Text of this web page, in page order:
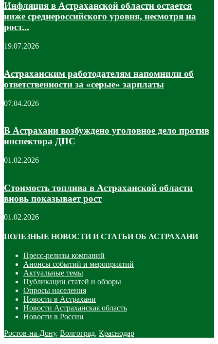
Инфляция в Астраханской области остается
ниже среднероссийского уровня, несмотря на
рост...
19.07.2026
Астраханским работодателям напомнили об
ответственности за «серые» зарплаты
07.04.2026
В Астрахани возбуждено уголовное дело против
инспектора ДПС
01.02.2026
Стоимость топлива в Астраханской области
вновь показывает рост
01.02.2026
ПОЛЕЗНЫЕ НОВОСТИ И СТАТЬИ ОБ АСТРАХАНИ
Пресс-релизы компаний
Анонсы событий и мероприятий
Актуальные темы
Публикации статей и обзоры
Опросы населения
Новости в Астрахани
Новости Астраханская область
Новости в России
Ростов-на-Дону, Волгоград, Краснодар